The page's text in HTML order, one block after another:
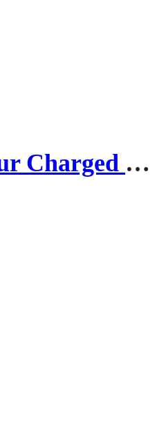
Under Armour Charged Ανδρικά Παπούτσια Running 3026999-106 Λευκά